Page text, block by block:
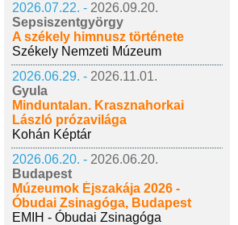
2026.07.22. - 2026.09.20.
Sepsiszentgyörgy
A székely himnusz története
Székely Nemzeti Múzeum
2026.06.29. - 2026.11.01.
Gyula
Minduntalan. Krasznahorkai
László prózavilága
Kohán Képtár
2026.06.20. - 2026.06.20.
Budapest
Múzeumok Éjszakája 2026 -
Óbudai Zsinagóga, Budapest
EMIH - Óbudai Zsinagóga